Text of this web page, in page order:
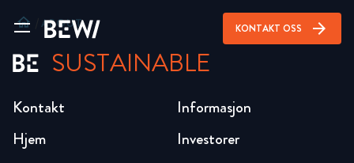
KONTAKT OSS arrow_forward
home ABOUT
SUSTAINABLE
Hjem
Investorer
Kontakt Informasjon